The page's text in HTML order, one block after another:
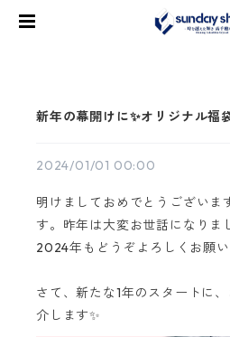
新年の幕開けに✨オリジナル福
2024/01/01 00:00
明けましておめでとうございま
す。昨年は大変お世話になりま
2024年もどうぞよろしくお願
さて、新たな1年のスタートに
介します✨